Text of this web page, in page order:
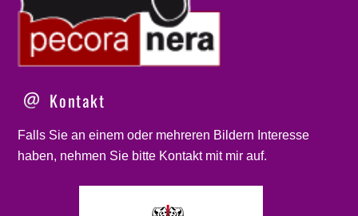
Kontakt
Falls Sie an einem oder mehreren Bildern Interesse
haben, nehmen Sie bitte Kontaktmit mir auf.